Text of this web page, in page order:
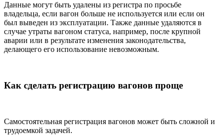
Данные могут быть удалены из регистра по просьбе
владельца, если вагон больше не используется или если он
был выведен из эксплуатации. Также данные удаляются в
случае утраты вагоном статуса, например, после крупной
аварии или в результате изменения законодательства,
делающего его использование невозможным.
Как сделать регистрацию вагонов проще
Самостоятельная регистрация вагонов может быть сложной и
трудоемкой задачей.